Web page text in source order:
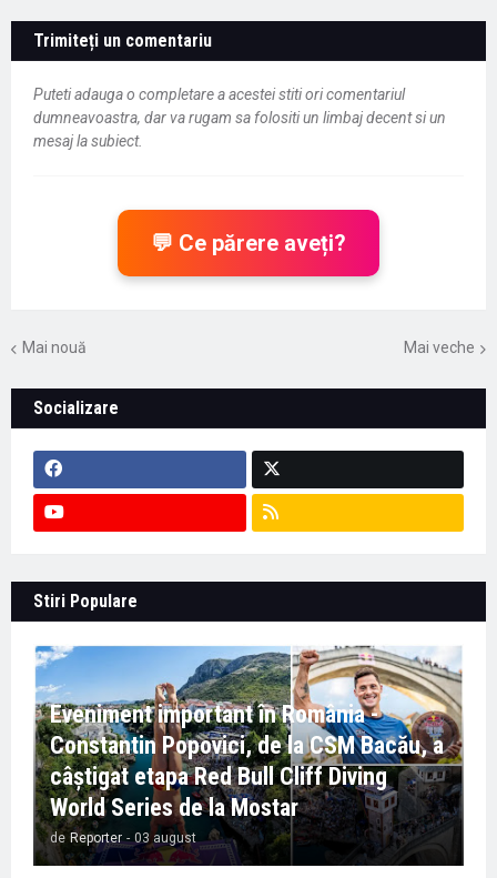
Trimiteți un comentariu
Puteti adauga o completare a acestei stiti ori comentariul
dumneavoastra, dar va rugam sa folositi un limbaj decent si un
mesaj la subiect.
💬 Ce părere aveți?
Mai nouă Mai veche
Socializare
Stiri Populare
Eveniment important în România -
Constantin Popovici, de la CSM Bacău, a
câștigat etapa Red Bull Cliff Diving
World Series de la Mostar
de Reporter - 03 august